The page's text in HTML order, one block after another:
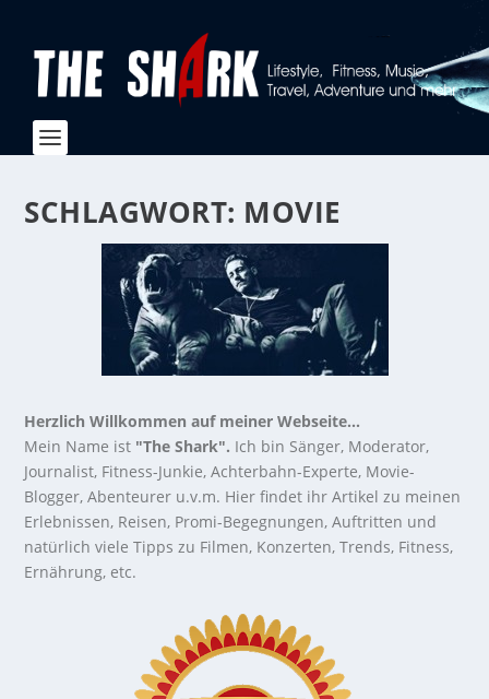
SCHLAGWORT: MOVIE
Herzlich Willkommen auf meiner Webseite...
Mein Name ist "The Shark". Ich bin Sänger, Moderator,
Journalist, Fitness-Junkie, Achterbahn-Experte, Movie-
Blogger, Abenteurer u.v.m. Hier findet ihr Artikel zu meinen
Erlebnissen, Reisen, Promi-Begegnungen, Auftritten und
natürlich viele Tipps zu Filmen, Konzerten, Trends, Fitness,
Ernährung, etc.